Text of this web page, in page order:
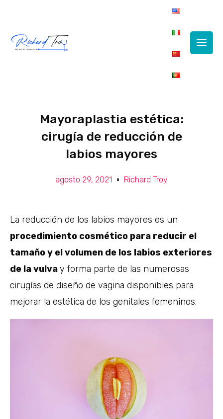
Menu
Mayoraplastia estética:
cirugía de reducción de
labios mayores
agosto 29, 2021 Richard Troy
La reducción de los labios mayores es un
procedimiento cosmético para reducir el
tamaño y el volumen de los labios exteriores
de la vulvay forma parte de las numerosas
cirugías de diseño de vagina disponibles para
mejorar la estética de los genitales femeninos.